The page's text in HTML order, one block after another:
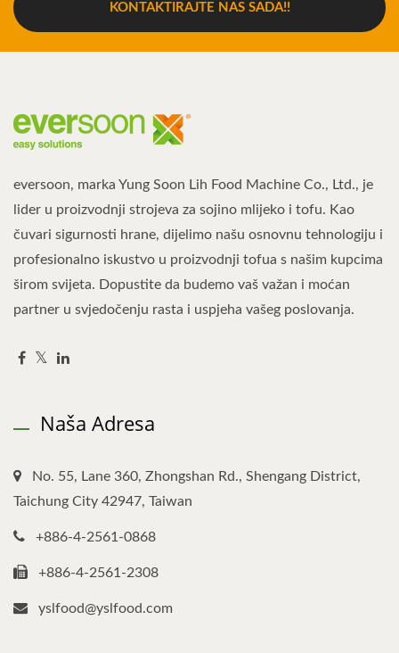
KONTAKTIRAJTE NAS SADA!!
eversoon, marka Yung Soon Lih Food Machine Co., Ltd., je
lider u proizvodnji strojeva za sojino mlijeko i tofu. Kao
čuvari sigurnosti hrane, dijelimo našu osnovnu tehnologiju i
profesionalno iskustvo u proizvodnji tofua s našim kupcima
širom svijeta. Dopustite da budemo vaš važan i moćan
partner u svjedočenju rasta i uspjeha vašeg poslovanja.
Naša Adresa
No. 55, Lane 360, Zhongshan Rd., Shengang District,
Taichung City 42947, Taiwan
+886-4-2561-0868
+886-4-2561-2308
yslfood@yslfood.com